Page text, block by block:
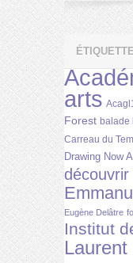
arts
Forest balade
Carreau du
Drawing Now
Eugène Delâtre
Institut